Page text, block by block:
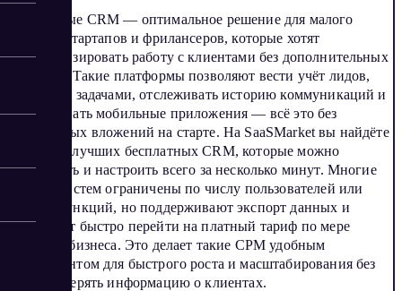
Бесплатные CRM — оптимальное решение для малого
бизнеса, стартапов и фрилансеров, которые хотят
систематизировать работу с клиентами без дополнительных
расходов. Такие платформы позволяют вести учёт лидов,
управлять задачами, отслеживать историю коммуникаций и
использовать мобильные приложения — всё это без
финансовых вложений на старте. На SaaSMarket вы найдёте
подборку лучших бесплатных CRM, которые можно
установить и настроить всего за несколько минут. Многие
из этих систем ограничены по числу пользователей или
набору функций, но поддерживают экспорт данных и
позволяют быстро перейти на платный тариф по мере
развития бизнеса. Это делает такие СРМ удобным
инструментом для быстрого роста и масштабирования без
риска потерять информацию о клиентах.